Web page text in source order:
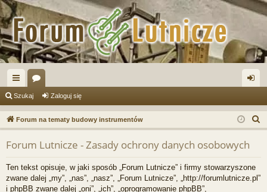
ię
ce
j
…
or
a og
uj
ę
Szukaj Zaloguj się
Forum na tematy budowy instrumentów
z
Forum Lutnicze - Zasady ochrony danych osobowych
Ten tekst opisuje, w jaki sposób „Forum Lutnicze” i firmy stowarzyszone
zwane dalej „my”, „nas”, „nasz”, „Forum Lutnicze”, „http://forumlutnicze.pl”
i phpBB zwane dalej „oni”, „ich”, „oprogramowanie phpBB”,